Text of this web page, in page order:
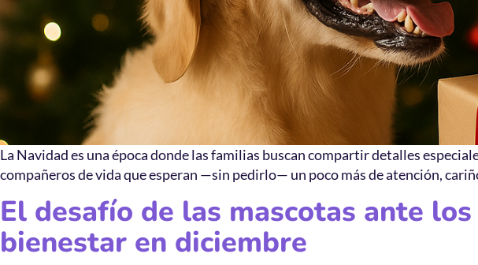
La Navidad es una época donde las familias buscan compartir detalles
compañeros de vida que esperan —sin pedirlo— un poco más de atención,
El desafío de las mascotas ante
bienestar en diciembre